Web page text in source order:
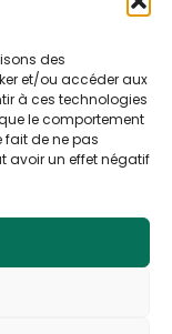
des
et/ou accéder aux
à ces technologies
le comportement
fait de ne pas
avoir un effet négatif